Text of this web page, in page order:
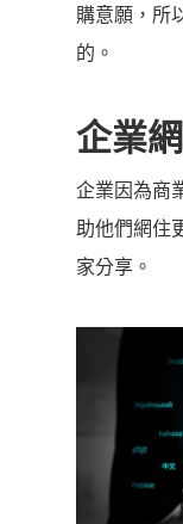
購意願，所
的。
企業
企業因為商
助他們網住
家分享。